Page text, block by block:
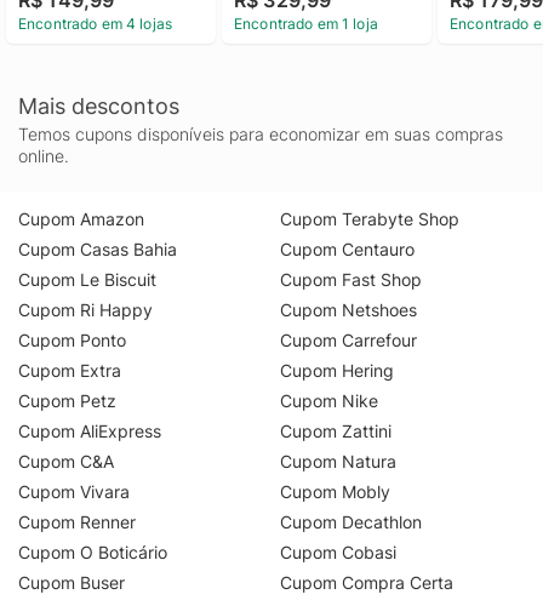
Adulto
Encontrado em 4 lojas
Adulto
Encontrado em 1 loja Encontrado
Mais descontos
Temos cupons disponíveis para economizar em suas compras
online.
Cupom Amazon
Cupom Casas Bahia
Cupom Le Biscuit
Cupom Ri Happy
Cupom Ponto
Cupom Extra
Cupom Petz
Cupom AliExpress
Cupom C&A
Cupom Vivara
Cupom Renner
Cupom O Boticário
Cupom Buser
Cupom Terabyte Shop
Cupom Centauro
Cupom Fast Shop
Cupom Netshoes
Cupom Carrefour
Cupom Hering
Cupom Nike
Cupom Zattini
Cupom Natura
Cupom Mobly
Cupom Decathlon
Cupom Cobasi
Cupom Compra Certa